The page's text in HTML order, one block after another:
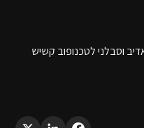
וסבלני לטכנופוב קשיש
Facebook
LinkedIn
X